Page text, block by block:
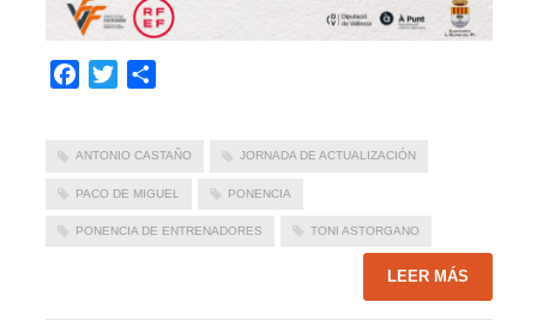
Facebook
Twitter
ANTONIO CASTAÑO JORNADA DE ACTUALIZACIÓN
PACO DE MIGUEL PONENCIA
PONENCIA DE ENTRENADORES TONI ASTORGANO
LEER MÁS